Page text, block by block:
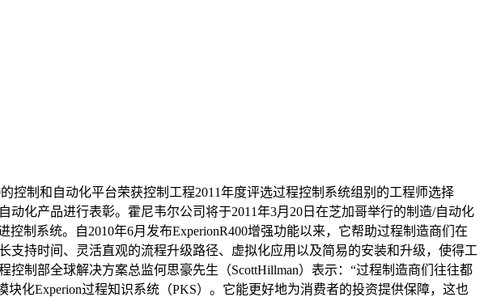
控制和自动化平台荣获控制工程2011年度评选过程控制系统组别的工程师选择
动化产品进行表彰。霍尼韦尔公司将于2011年3月20日在芝加哥举行的制造/自动化
制系统。自2010年6月发布ExperionR400增强功能以来，它帮助过程制造商们在
持时间、灵活直观的流程升级路径、虚拟化应用以及简易的安装和升级，使得工
制部全球解决方案总监何思豪先生（ScottHillman）表示：“过程制造商们往往都
化Experion过程知识系统（PKS）。它能更好地为消费者的投资提供保障，这也